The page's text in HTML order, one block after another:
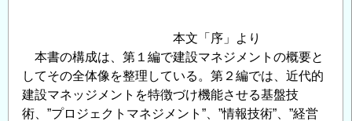
本文「序」より
本書の構成は、第１編で建設マネジメントの概要と
してその全体像を整理している。第２編では、近代的
建設マネッジメントを特徴づけ機能させる基盤技
術、”プロジェクトマネジメント”、”情報技術”、”経営